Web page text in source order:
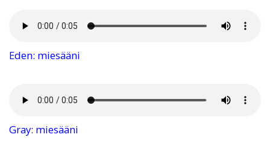
Eden: miesääni
Gray: miesääni